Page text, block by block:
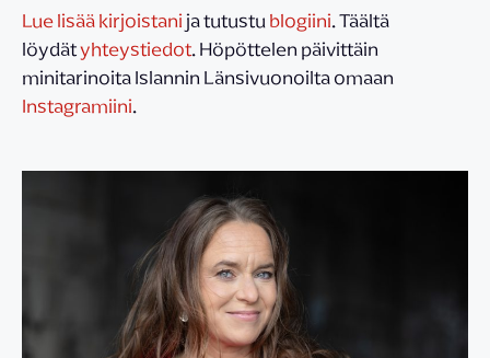
Lue lisää kirjoistanija tutustublogiini. Täältä
löydätyhteystiedot. Höpöttelen päivittäin
minitarinoita Islannin Länsivuonoilta omaan
Instagramiini.